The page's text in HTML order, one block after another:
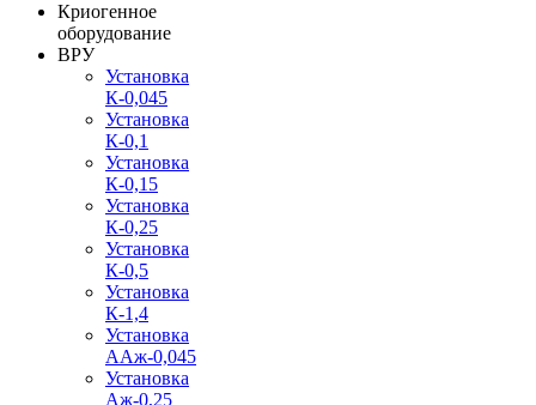
Криогенное
оборудование
ВРУ
Установка
К-0,045
Установка
К-0,1
Установка
К-0,15
Установка
К-0,25
Установка
К-0,5
Установка
К-1,4
Установка
ААж-0,045
Установка
Аж-0,25